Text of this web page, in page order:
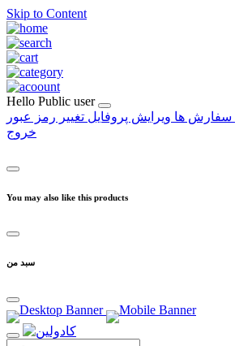
Skip to Content
Hello Public user
سفارش ها ویرایش پروفایل تغییر رمز عبور
خروج
You may also like this products
سبد من